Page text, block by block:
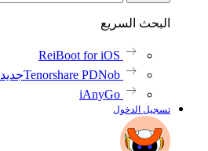
البحث السريع
ReiBoot for iOS
Tenorshare PDNobجديد
iAnyGo
تسجيل الدخول